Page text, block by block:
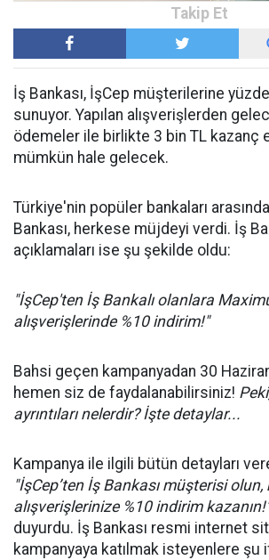
İş Bankası, İşCep müşterilerine
sunuyor. Yapılan alışverişlerden
ödemeler ile birlikte 3 bin TL kazanç
mümkün hale gelecek.
Türkiye'nin popüler bankaları
Bankası, herkese müjdeyi verdi. İş
açıklamaları ise şu şekilde oldu:
"İşCep'ten İş Bankalı olanlara
alışverişlerinde %10 indirim!"
Bahsi geçen kampanyadan 30
hemen siz de faydalanabilirsiniz!
ayrıntıları nelerdir? İşte detaylar...
Kampanya ile ilgili bütün detayları
"İşCep’ten İş Bankası müşterisi olun,
alışverişlerinize %10 indirim
duyurdu. İş Bankası resmi internet
kampanyaya katılmak isteyenlere